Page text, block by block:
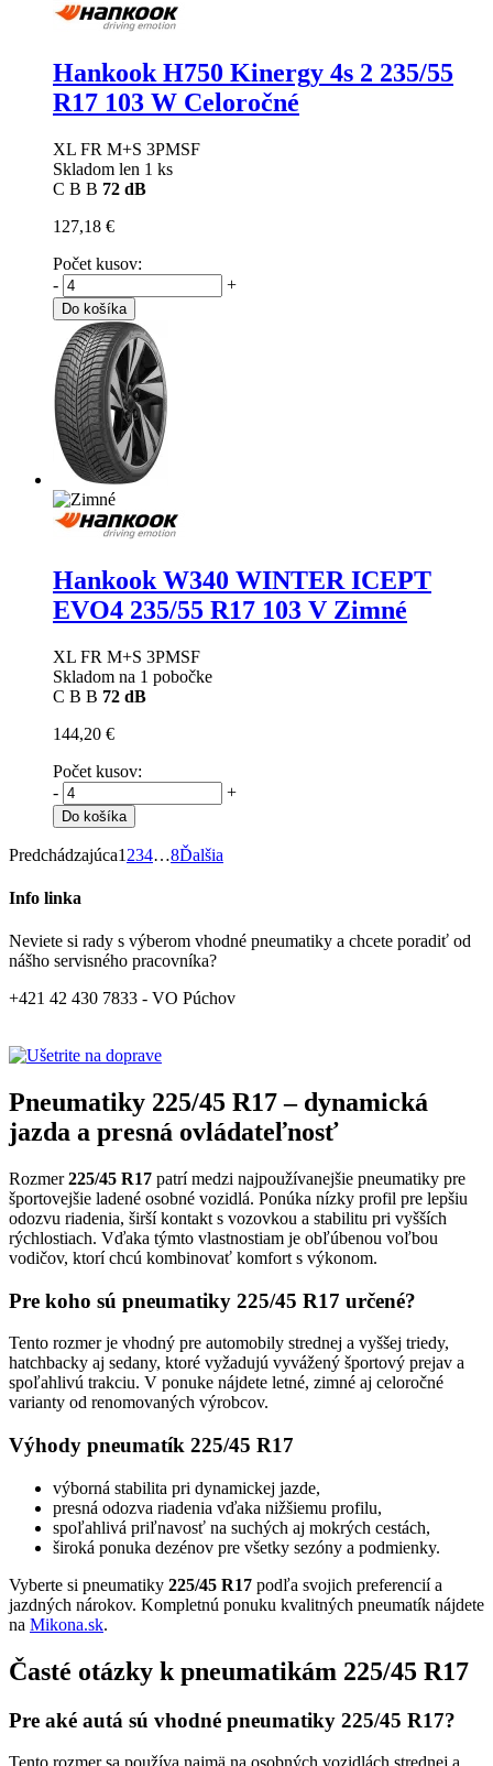
Hankook H750 Kinergy 4s 2 235/55
R17 103 W Celoročné
XL FR M+S 3PMSF
Skladom len 1 ks
C B B 72 dB
127,18 €
Počet kusov:
-
+
Do košíka
Hankook W340 WINTER ICEPT
EVO4 235/55 R17 103 V Zimné
XL FR M+S 3PMSF
Skladom na 1 pobočke
C B B 72 dB
144,20 €
Počet kusov:
-
+
Do košíka
Predchádzajúca1 234…8Ďalšia
Info linka
Neviete si rady s výberom vhodné pneumatiky a chcete poradiť od
nášho servisného pracovníka?
+421 42 430 7833 - VO Púchov
Pneumatiky 225/45 R17 – dynamická
jazda a presná ovládateľnosť
Rozmer225/45 R17 patrí medzi najpoužívanejšie pneumatiky pre
športovejšie ladené osobné vozidlá. Ponúka nízky profil pre lepšiu
odozvu riadenia, širší kontakt s vozovkou a stabilitu pri vyšších
rýchlostiach. Vďaka týmto vlastnostiam je obľúbenou voľbou
vodičov, ktorí chcú kombinovať komfort s výkonom.
Pre koho sú pneumatiky 225/45 R17 určené?
Tento rozmer je vhodný pre automobily strednej a vyššej triedy,
hatchbacky aj sedany, ktoré vyžadujú vyvážený športový prejav a
spoľahlivú trakciu. V ponuke nájdete letné, zimné aj celoročné
varianty od renomovaných výrobcov.
Výhody pneumatík 225/45 R17
výborná stabilita pri dynamickej jazde,
presná odozva riadenia vďaka nižšiemu profilu,
spoľahlivá priľnavosť na suchých aj mokrých cestách,
široká ponuka dezénov pre všetky sezóny a podmienky.
Vyberte si pneumatiky 225/45 R17 podľa svojich preferencií a
jazdných nárokov. Kompletnú ponuku kvalitných pneumatík nájdete
na Mikona.sk.
Časté otázky k pneumatikám 225/45 R17
Pre aké autá sú vhodné pneumatiky 225/45 R17?